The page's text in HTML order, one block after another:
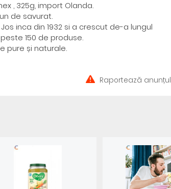
, 325g, import Olanda.
de savurat.
inca din 1932 si a crescut de-a lungul
150 de produse.
pure și naturale.
Raportează anunțul